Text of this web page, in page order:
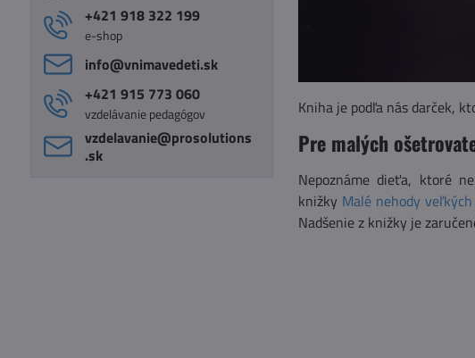
Kniha je podľa nás darček,
Pre malých
Nepoznáme dieťa, ktoré
knižky Malé nehody
Nadšenie z knižky je
+421 918 322 199
e-shop
info​@vnimavedeti​.sk
+421 915 773 060
vzdelávanie pedagógov
vzdelavanie​@prosolutions​
.sk